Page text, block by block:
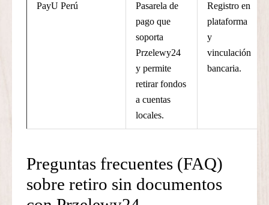
PayU Perú
Pasarela de
pago que
soporta
Przelewy24
y permite
retirar fondos
a cuentas
locales.
Registro en
plataforma
y
vinculación
bancaria.
Preguntas frecuentes (FAQ)
sobre retiro sin documentos